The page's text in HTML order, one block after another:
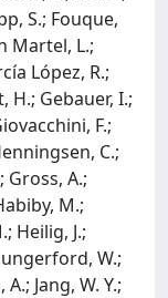
S.; Fouque,
Martel, L.;
López, R.;
H.; Gebauer, I.;
F.;
C.;
Gross, A.;
M.;
Heilig, J.;
W.;
Jang, W. Y.;